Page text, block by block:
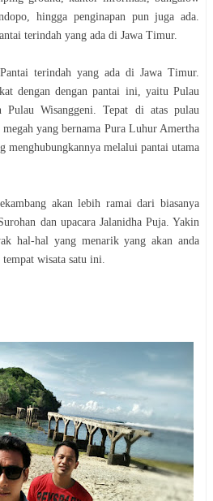
hingga penginapan pun juga ada.
terindah yang ada di Jawa Timur.
terindah yang ada di Jawa Timur.
dengan dengan pantai ini, yaitu Pulau
Pulau Wisanggeni. Tepat di atas pulau
yang bernama Pura Luhur Amertha
menghubungkannya melalui pantai utama
akan lebih ramai dari biasanya
dan upacara Jalanidha Puja. Yakin
hal-hal yang menarik yang akan anda
wisata satu ini.